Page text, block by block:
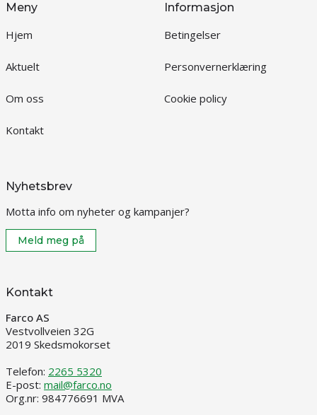
Meny
Hjem
Aktuelt
Om oss
Kontakt
Informasjon
Betingelser
Personvernerklæring
Cookie policy
Nyhetsbrev
Motta info om nyheter og kampanjer?
Meld meg på
Kontakt
Farco AS
Vestvollveien 32G
2019 Skedsmokorset
Telefon: 2265 5320
E-post: mail@farco.no
Org.nr: 984776691 MVA